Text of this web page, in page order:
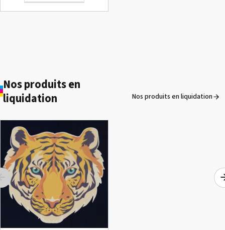
Voir le détail
ROLAND DG VersaArt RE-640 /
OCCASION
Voir le détail
Nos produits en
liquidation
Nos produits en liquidation